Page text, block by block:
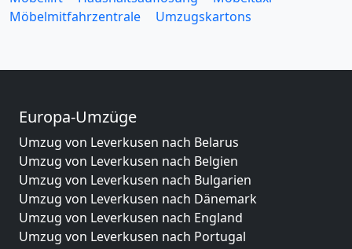
Möbelmitfahrzentrale
Umzugskartons
Europa-Umzüge
Umzug von Leverkusen nach Belarus
Umzug von Leverkusen nach Belgien
Umzug von Leverkusen nach Bulgarien
Umzug von Leverkusen nach Dänemark
Umzug von Leverkusen nach England
Umzug von Leverkusen nach Portugal